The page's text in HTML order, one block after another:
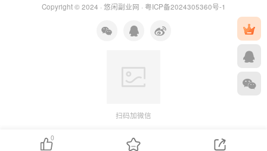
Copyright © 2024 · 悠闲副业网 · 粤ICP备2024305360号-1
扫码加微信
0